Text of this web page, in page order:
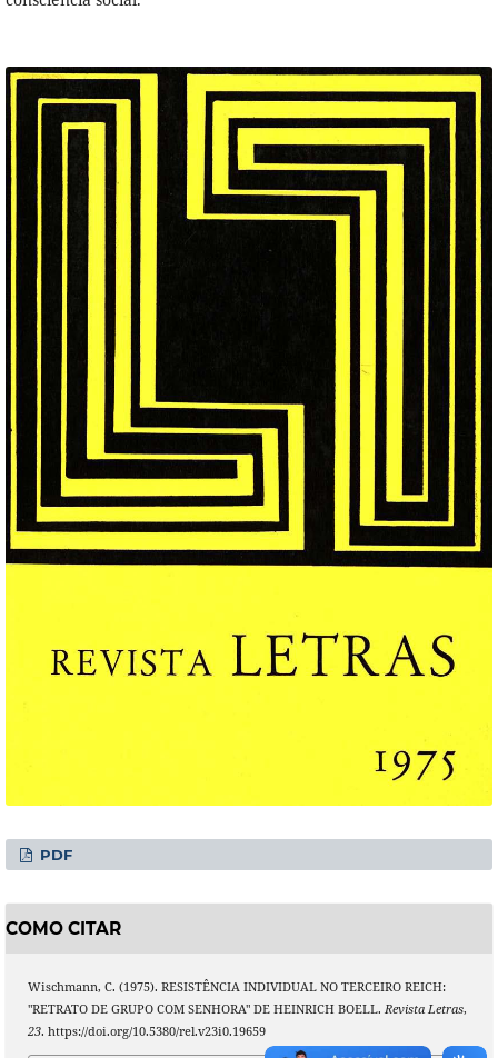
PDF
COMO CITAR
Wischmann, C. (1975). RESISTÊNCIA INDIVIDUAL NO TERCEIRO REICH:
"RETRATO DE GRUPO COM SENHORA" DE HEINRICH BOELL. Revista Letras,
23. https://doi.org/10.5380/rel.v23i0.19659